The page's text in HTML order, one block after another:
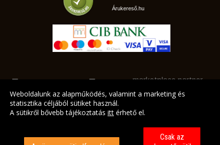
Árukereső.hu
marketplace partner
Weboldalunk az alapműködés, valamint a marketing és
statisztika céljából sütiket használ.
A sütikről bővebb tájékoztatás itt érhető el.
Csak az